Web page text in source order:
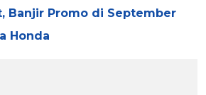
Banjir Promo di September
Honda